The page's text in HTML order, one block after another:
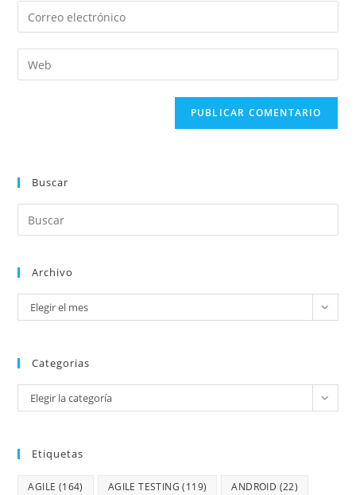
Buscar
Archivo
Elegir el mes
Categorias
Elegir la categoría
Etiquetas
AGILE (164) AGILE TESTING (119) ANDROID (22)